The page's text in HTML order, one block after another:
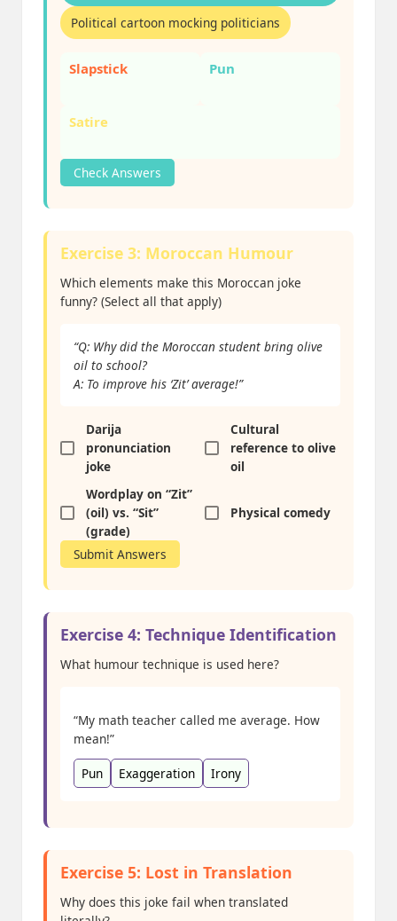
Political cartoon mocking politicians
Slapstick Pun
Satire
Check Answers
Exercise 3: Moroccan Humour
Which elements make this Moroccan joke
funny? (Select all that apply)
“Q: Why did the Moroccan student bring olive
oil to school?
A: To improve his ‘Zit’ average!”
Darija
pronunciation
joke
Cultural
reference to olive
oil
Wordplay on “Zit”
(oil) vs. “Sit”
(grade)
Physical comedy
Submit Answers
Exercise 4: Technique Identification
What humour technique is used here?
“My math teacher called me average. How
mean!”
Pun Exaggeration Irony
Exercise 5: Lost in Translation
Why does this joke fail when translated